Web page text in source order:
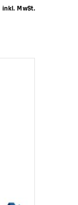
inkl. MwSt.